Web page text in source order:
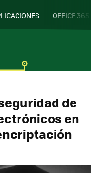
OFFICE 365
de
en